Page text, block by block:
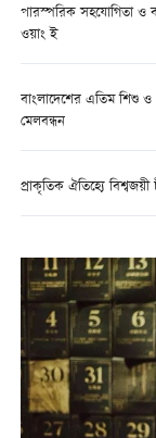
পারস্পরিক সহযোগিতা ও
ওয়াং ই
বাংলাদেশের এতিম শিশু
মেলবন্ধন
প্রাকৃতিক ঐতিহ্যে